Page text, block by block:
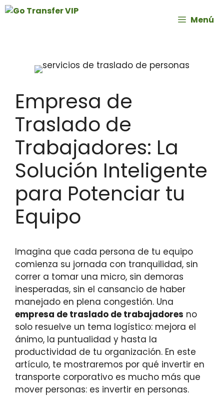
Menú
Empresa de
Traslado de
Trabajadores: La
Solución Inteligente
para Potenciar tu
Equipo
Imagina que cada persona de tu equipo
comienza su jornada con tranquilidad, sin
correr a tomar una micro, sin demoras
inesperadas, sin el cansancio de haber
manejado en plena congestión. Una
empresa de traslado de trabajadores no
solo resuelve un tema logístico: mejora el
ánimo, la puntualidad y hasta la
productividad de tu organización. En este
artículo, te mostraremos por qué invertir en
transporte corporativo es mucho más que
mover personas: es invertir en personas.